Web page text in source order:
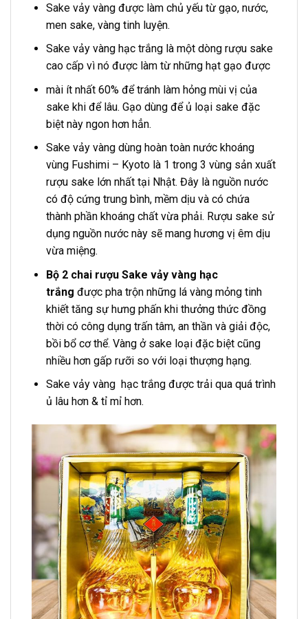
Sake vảy vàng được làm chủ yếu từ gạo, nước,
men sake, vàng tinh luyện.
Sake vảy vàng hạc trắng là một dòng rượu sake
cao cấp vì nó được làm từ những hạt gạo được
mài ít nhất 60% để tránh làm hỏng mùi vị của
sake khi để lâu. Gạo dùng để ủ loại sake đặc
biệt này ngon hơn hẳn.
Sake vảy vàng dùng hoàn toàn nước khoáng
vùng Fushimi – Kyoto là 1 trong 3 vùng sản xuất
rượu sake lớn nhất tại Nhật. Đây là nguồn nước
có độ cứng trung bình, mềm dịu và có chứa
thành phần khoáng chất vừa phải. Rượu sake sử
dụng nguồn nước này sẽ mang hương vị êm dịu
vừa miệng.
Bộ 2 chai rượu Sake vảy vàng hạc
trắng được pha trộn những lá vàng mỏng tinh
khiết tăng sự hưng phấn khi thưởng thức đồng
thời có công dụng trấn tâm, an thần và giải độc,
bồi bổ cơ thể. Vàng ở sake loại đặc biệt cũng
nhiều hơn gấp rưỡi so với loại thượng hạng.
Sake vảy vàng hạc trắng được trải qua quá trình
ủ lâu hơn & tỉ mỉ hơn.